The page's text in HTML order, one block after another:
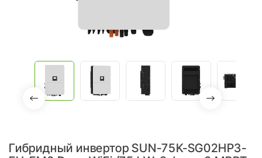
Гибридный инвертор SUN-75K-SG02HP3-